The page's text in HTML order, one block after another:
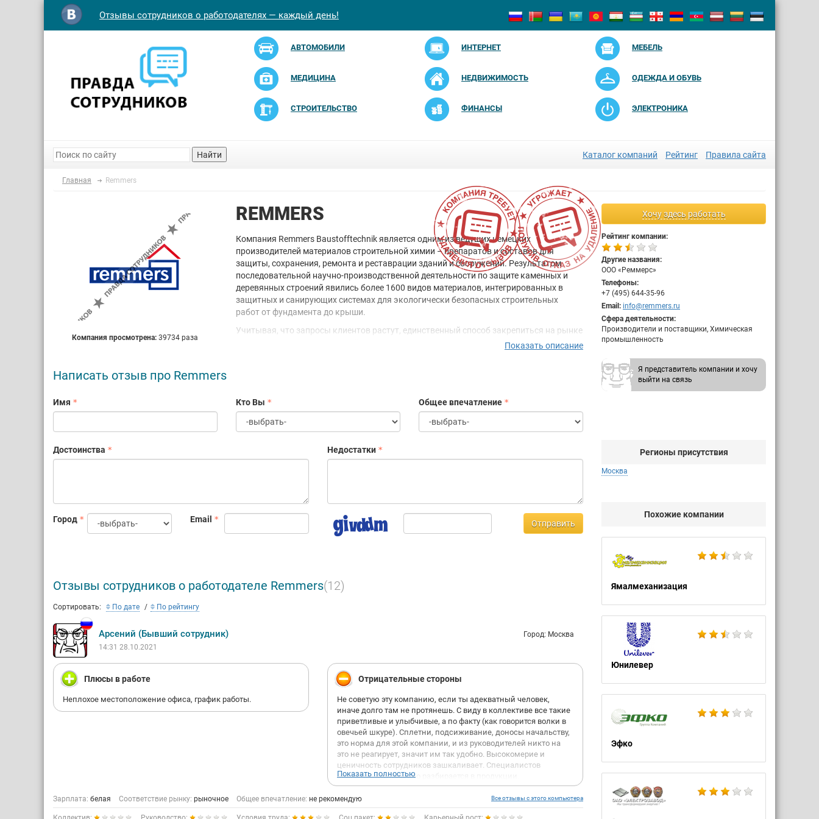
Отзывы сотрудников о работодателях — каждый день!
АВТОМОБИЛИ ИНТЕРНЕТ МЕБЕЛЬ
МЕДИЦИНА НЕДВИЖИМОСТЬ ОДЕЖДА И ОБУВЬ
СТРОИТЕЛЬСТВО ФИНАНСЫ ЭЛЕКТРОНИКА
Найти Каталог компаний Рейтинг Правила сайта
Главная Remmers
Хочу здесь работать
Рейтинг компании:
Другие названия:
ООО «Реммерс»
Телефоны:
+7 (495) 644-35-96
Email: info@remmers.ru
Сфера деятельности:
Производители и поставщики, Химическая
промышленность
Я представитель компании и хочу
выйти на связь
Регионы присутствия
Москва
Похожие компании
Ямалмеханизация
Юнилевер
Эфко
Компания просмотрена:39734 раза
REMMERS
Компания Remmers Baustofftechnik является одним из ведущих немецких
производителей материалов строительной химии – препаратов и составов для
защиты, сохранения, ремонта и реставрации зданий и сооружений. Результатом
последовательной научно-производственной деятельности по защите каменных и
деревянных строений явились более 1600 видов материалов, интегрированных в
защитных и санирующих системах для экологически безопасных строительных
работ от фундамента до крыши.
Учитывая, что запросы клиентов растут, единственный способ закрепиться на рынке
– просто быть лучшим в своей области. Именно это требование мы предъявляем ко
Защита фасадов / Восстановление
Защита и уход за памятниками
Системы покрытий пола
Защита древесины
Финишная обработка древесины
Показать описание
Написать отзыв про Remmers
Имя Кто Вы Общее впечатление
Достоинства Недостатки
Город Email Отправить
Отзывы сотрудников о работодателе Remmers(12)
Сортировать: По дате По рейтингу
Арсений (Бывший сотрудник)
Город: Москва
14:31 28.10.2021
Плюсы в работе
Неплохое местоположение офиса, график работы.
Отрицательные стороны
Не советую эту компанию, если ты адекватный человек,
иначе долго там не протянешь. С виду в коллективе все такие
приветливые и улыбчивые, а по факту (как говорится волки в
овечьей шкуре). Сплетни, подсиживание, доносы начальству,
это норма для этой компании, и из руководителей никто на
это не реагирует, значит им так удобно. Высокомерие и
ценичность сотрудников зашкаливает. Специалистов
единицы, кто реально разбирается в продукции.
Непосредственному руководителю настолько пофиг на своего
сотрудника, что с днём рождения поздравляет, когда оно уже
прошло, это говорит о том, что ему (ей) наплевать на
Показать полностью
Зарплата: белая Соответствие рынку: рыночное Общее впечатление: не рекомендую Все отзывы с этого компьютера